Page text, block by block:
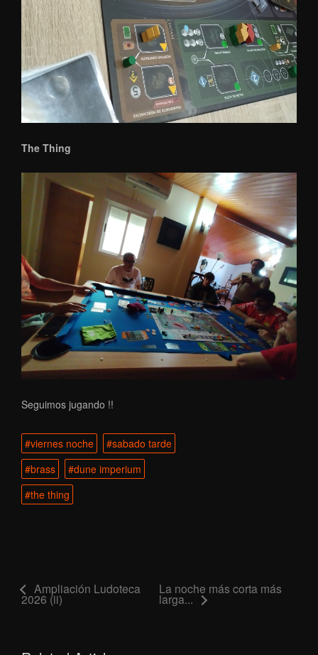
The Thing
Seguimos jugando !!
#viernes noche
#sabado tarde
#brass
#dune imperium
#the thing
Ampliación Ludoteca
2026 (ii)
La noche más corta más
larga...